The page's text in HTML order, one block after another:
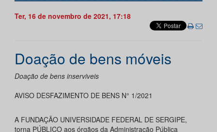
Ter, 16 de novembro de 2021, 17:18
Doação de bens móveis
Doação de bens inserviveis
AVISO DESFAZIMENTO DE BENS N° 1/2021
A FUNDAÇÃO UNIVERSIDADE FEDERAL DE SERGIPE,
torna PÚBLICO aos órgãos da Administração Pública